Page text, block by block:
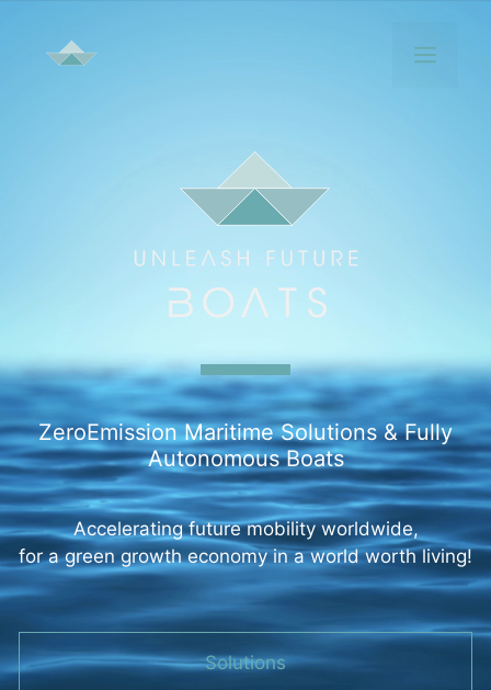
springen
ZeroEmission Maritime Solutions & Fully
Autonomous Boats
Accelerating future mobility worldwide,
for a green growth economy in a world worth living!
Solutions